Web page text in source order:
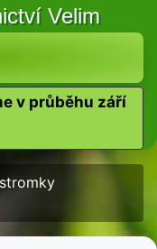
Velim
v průběhu září